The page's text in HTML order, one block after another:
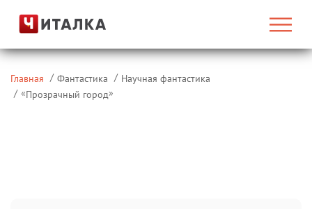
Главная Фантастика
Научная фантастика
«Прозрачный город»